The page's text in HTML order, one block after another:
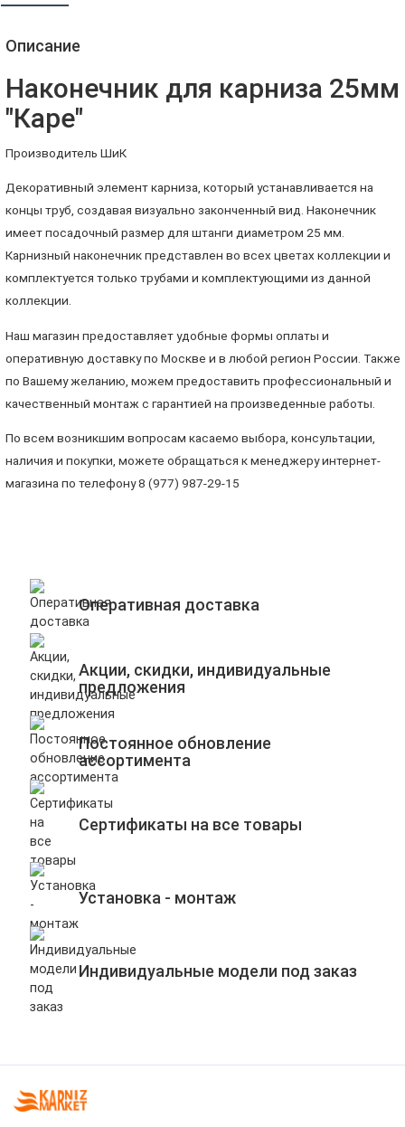
Описание
Наконечник для карниза 25мм
"Каре"
Производитель ШиК
Декоративный элемент карниза, который устанавливается на
концы труб, создавая визуально законченный вид. Наконечник
имеет посадочный размер для штанги диаметром 25 мм.
Карнизный наконечник представлен во всех цветах коллекции и
комплектуется только трубами и комплектующими из данной
коллекции.
Наш магазин предоставляет удобные формы оплаты и
оперативную доставку по Москве и в любой регион России. Также
по Вашему желанию, можем предоставить профессиональный и
качественный монтаж с гарантией на произведенные работы.
По всем возникшим вопросам касаемо выбора, консультации,
наличия и покупки, можете обращаться к менеджеру интернет-
магазина по телефону 8 (977) 987-29-15
Оперативная доставка
Акции, скидки, индивидуальные
предложения
Постоянное обновление
ассортимента
Сертификаты на все товары
Установка - монтаж
Индивидуальные модели под заказ